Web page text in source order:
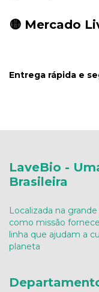
🟡 Mercado
Entrega rápida e
LaveBio -
Brasileira
Localizada na
como missão
linha que ajudam a
planeta